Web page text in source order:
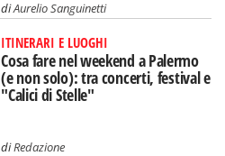
diAurelio Sanguinetti
ITINERARI E LUOGHI
Cosa fare nel weekend a Palermo
(e non solo): tra concerti, festival e
"Calici di Stelle"
diRedazione